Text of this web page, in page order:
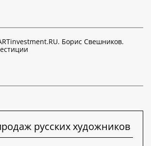
Борис Свешников.
русских художников